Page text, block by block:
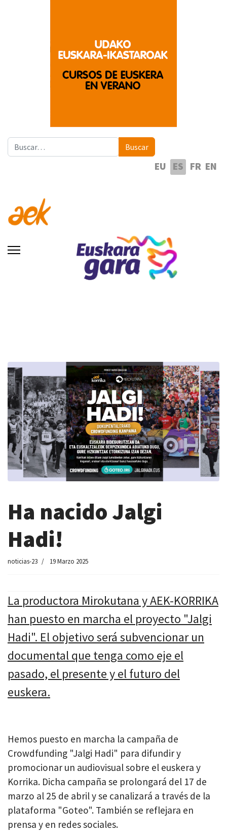
Buscar Buscar
EU ES FR EN
Ha nacido Jalgi
Hadi!
noticias-23 19 Marzo 2025
La productora Mirokutana y AEK-KORRIKA
han puesto en marcha el proyecto "Jalgi
Hadi". El objetivo será subvencionar un
documental que tenga como eje el
pasado, el presente y el futuro del
euskera.
Hemos puesto en marcha la campaña de
Crowdfunding "Jalgi Hadi" para difundir y
promocionar un audiovisual sobre el euskera y
Korrika. Dicha campaña se prolongará del 17 de
marzo al 25 de abril y se canalizará a través de la
plataforma "Goteo". También se reflejara en
prensa y en redes sociales.